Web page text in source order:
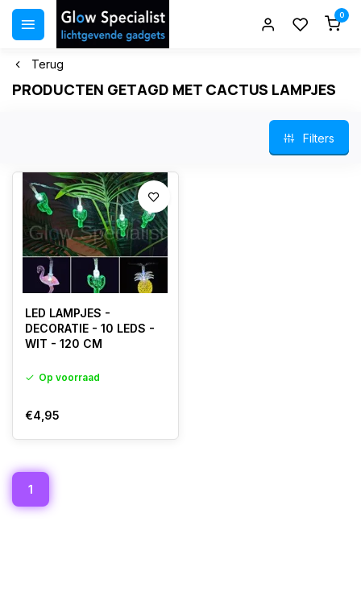
0
Terug
PRODUCTEN GETAGD MET CACTUS LAMPJES
Filters
LED LAMPJES -
DECORATIE - 10 LEDS -
WIT - 120 CM
Op voorraad
€4,95
1